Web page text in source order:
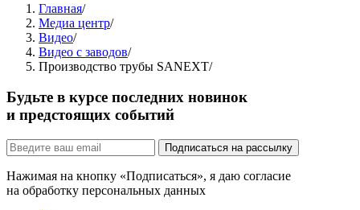
Главная/
Медиа центр/
Видео/
Видео с заводов/
Производство трубы SANEXT/
Будьте в курсе последних новинок
и предстоящих событий
Подписаться на рассылку
Нажимая на кнопку «Подписаться», я даю согласие
на обработку персональных данных